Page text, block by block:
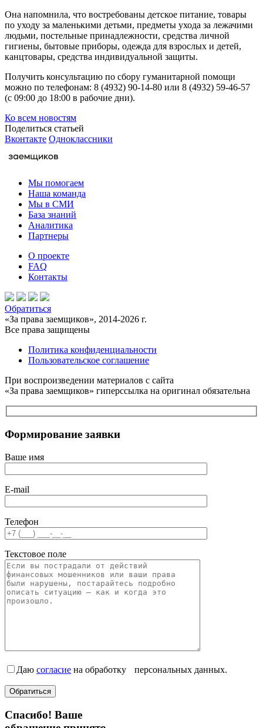
Она напомнила, что востребованы детское питание, товары
по уходу за маленькими детьми, предметы ухода за лежачими
людьми, постельные принадлежности, средства личной
гигиены, бытовые приборы, одежда для взрослых и детей,
канцтовары, средства индивидуальной защиты.
Получить консультацию по сбору гуманитарной помощи
можно по телефонам: 8 (4932) 90-14-80 или 8 (4932) 59-46-57
(с 09:00 до 18:00 в рабочие дни).
Ко всем новостям
Поделиться статьей
Вконтакте Одноклассники
Мы помогаем
Наша команда
Мы в СМИ
База знаний
Аналитика
Партнеры
О проекте
FAQ
Контакты
Обратиться
«За права заемщиков», 2014-2026 г.
Все права защищены
Политика конфиденциальности
Пользовательское соглашение
При воспроизведении материалов с сайта
«За права заемщиков» гиперссылка на оригинал обязательна
Формирование заявки
Ваше имя
E-mail
Телефон
Текстовое поле
Даю согласие на обработку персональных данных.
Спасибо! Ваше